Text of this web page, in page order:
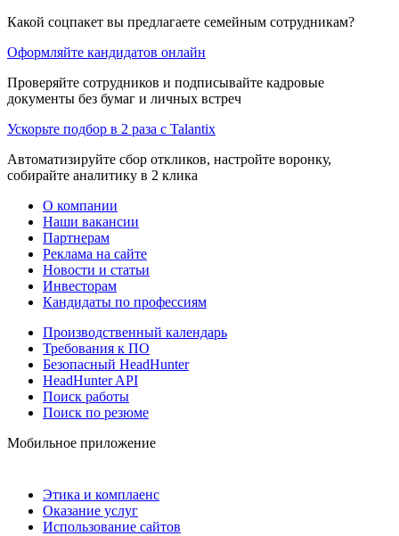
Какой соцпакет вы предлагаете семейным сотрудникам?
Оформляйте кандидатов онлайн
Проверяйте сотрудников и подписывайте кадровые
документы без бумаг и личных встреч
Ускорьте подбор в 2 раза с Talantix
Автоматизируйте сбор откликов, настройте воронку,
собирайте аналитику в 2 клика
О компании
Наши вакансии
Партнерам
Реклама на сайте
Новости и статьи
Инвесторам
Кандидаты по профессиям
Производственный календарь
Требования к ПО
Безопасный HeadHunter
HeadHunter API
Поиск работы
Поиск по резюме
Мобильное приложение
Этика и комплаенс
Оказание услуг
Использование сайтов